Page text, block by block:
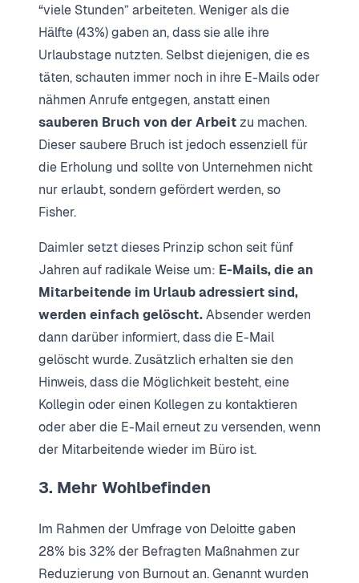
“viele Stunden” arbeiteten. Weniger als die
Hälfte (43%) gaben an, dass sie alle ihre
Urlaubstage nutzten. Selbst diejenigen, die es
täten, schauten immer noch in ihre E-Mails oder
nähmen Anrufe entgegen, anstatt einen
sauberen Bruch von der Arbeit zu machen.
Dieser saubere Bruch ist jedoch essenziell für
die Erholung und sollte von Unternehmen nicht
nur erlaubt, sondern gefördert werden, so
Fisher.
Daimler setzt dieses Prinzip schon seit fünf
Jahren auf radikale Weise um: E-Mails, die an
Mitarbeitende im Urlaub adressiert sind,
werden einfach gelöscht.Absender werden
dann darüber informiert, dass die E-Mail
gelöscht wurde. Zusätzlich erhalten sie den
Hinweis, dass die Möglichkeit besteht, eine
Kollegin oder einen Kollegen zu kontaktieren
oder aber die E-Mail erneut zu versenden, wenn
der Mitarbeitende wieder im Büro ist.
3. Mehr Wohlbefinden
Im Rahmen der Umfrage von Deloitte gaben
28% bis 32% der Befragten Maßnahmen zur
Reduzierung von Burnout an. Genannt wurden